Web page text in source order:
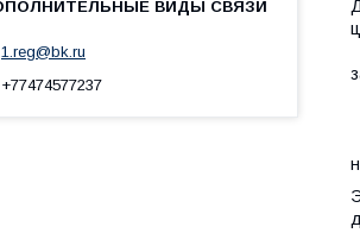
1.reg@bk.ru
+77474577237